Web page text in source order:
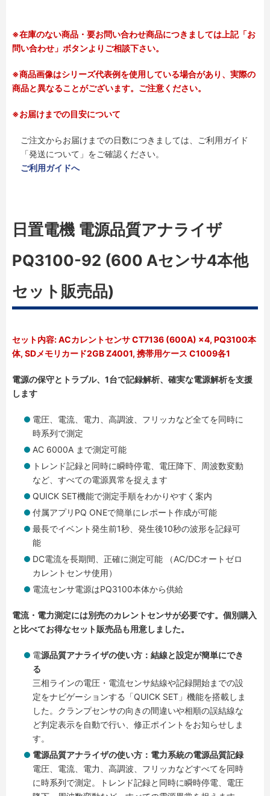
※在庫のない商品・要お問い合わせ商品につきましては上記「お
問い合わせ」ボタンよりご相談下さい。
※商品画像はシリーズ代表例を使用している場合があり、実際の
商品と異なることがございます。ご注意ください。
※お届けまでの目安について
ご注文からお届けまでの日数につきましては、ご利用ガイド
「発送について」をご確認ください。
ご利用ガイドへ
日置電機 電源品質アナライザ
PQ3100-92 (600 Aセンサ4本他
セット販売品)
セット内容: ACカレントセンサ CT7136 (600A) ×4, PQ3100本
体, SDメモリカード2GB Z4001, 携帯用ケース C1009各1
電源の保守とトラブル、1台で記録解析、確実な電源解析を支援
します
電圧、電流、電力、高調波、フリッカなど全てを同時に
時系列で測定
AC 6000A まで測定可能
トレンド記録と同時に瞬時停電、電圧降下、周波数変動
など、すべての電源異常を捉えます
QUICK SET機能で測定手順をわかりやすく案内
付属アプリPQ ONEで簡単にレポート作成が可能
最長でイベント発生前1秒、発生後10秒の波形を記録可
能
DC電流を長期間、正確に測定可能 （AC/DCオートゼロ
カレントセンサ使用）
電流センサ電源はPQ3100本体から供給
電流・電力測定には別売のカレントセンサが必要です。個別購入
と比べてお得なセット販売品も用意しました。
電源品質アナライザの使い方：結線と設定が簡単にでき
る
三相ラインの電圧・電流センサ結線や記録開始までの設
定をナビゲーションする「QUICK SET」機能を搭載しま
した。クランプセンサの向きの間違いや相順の誤結線な
ど判定表示を自動で行い、修正ポイントをお知らせしま
す。
電源品質アナライザの使い方：電力系統の電源品質記録
電圧、電流、電力、高調波、フリッカなどすべてを同時
に時系列で測定。トレンド記録と同時に瞬時停電、電圧